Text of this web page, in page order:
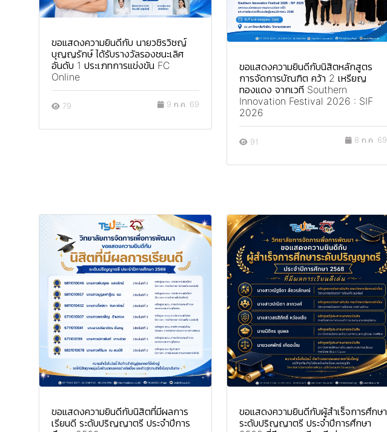
ขอแสดงความยินดีกับ นายวชิรวิชญ์
บุญญรักษ์ ได้รับรางวัลรองชนะเลิศ
อันดับ 1 ประเภทการแข่งขัน FC
Online
79 9 ก.ค. 69
ขอแสดงความยินดีกับนิสิตหลักสูตร
การจัดการบัณฑิต คว้า 2 เหรียญ
ทองแดง จากเวที Southern
Innovation Festival 2026 : SIF
2026
91 8 ก.ค. 69
ขอแสดงความยินดีกับนิสิตที่มีผลการ
เรียนดี ระดับปริญญาตรี ประจำปีการ
ขอแสดงความยินดีกับผู้สำเร็จการศึกษา
ระดับปริญญาตรี ประจำปีการศึกษา